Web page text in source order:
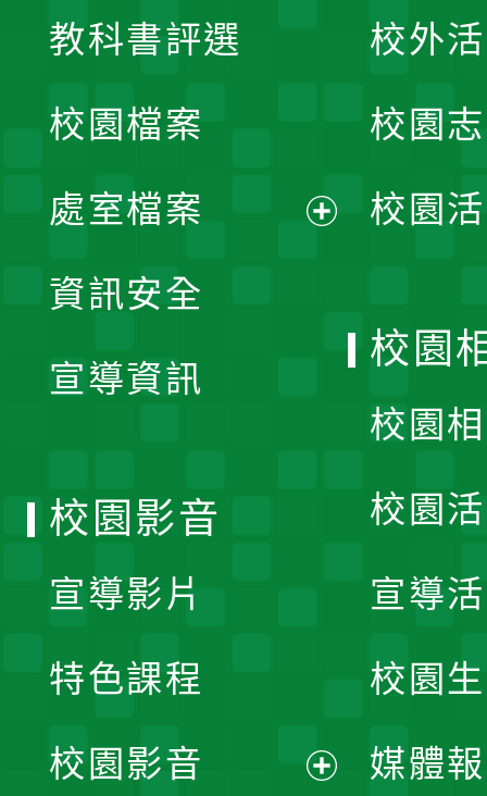
單
教科書評選
校園檔案
處室檔案
資訊安全
宣導資訊
校外
校園
校園
校園
校園
校園
宣導
校園
媒體
校園影音
宣導影片
特色課程
校園影音